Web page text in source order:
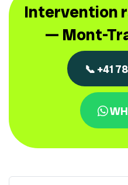
Intervention
— Mont-
📞 +41